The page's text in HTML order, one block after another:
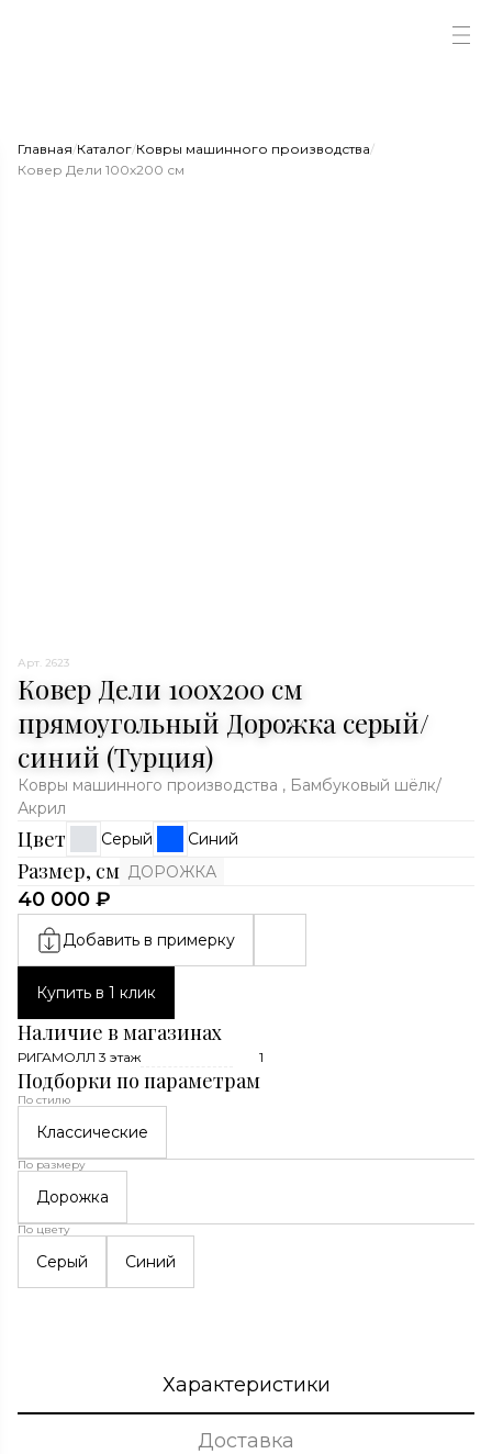
Главная/Каталог/Ковры машинного производства/
Ковер Дели 100х200 см
Арт. 2623
Ковер Дели 100х200 см
прямоугольный Дорожка серый/
синий (Турция)
Ковры машинного производства , Бамбуковый шёлк/
Акрил
Цвет Серый Синий
Размер, см ДОРОЖКА
40 000 ₽
Добавить в примерку
Купить в 1 клик
Наличие в магазинах
РИГАМОЛЛ 3 этаж 1
Подборки по параметрам
По стилю
Классические
По размеру
Дорожка
По цвету
Серый Синий
Характеристики
Доставка